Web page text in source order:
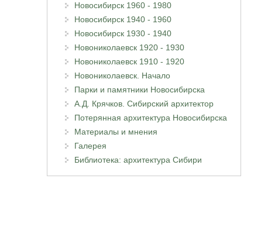
Новосибирск 1960 - 1980
Новосибирск 1940 - 1960
Новосибирск 1930 - 1940
Новониколаевск 1920 - 1930
Новониколаевск 1910 - 1920
Новониколаевск. Начало
Парки и памятники Новосибирска
А.Д. Крячков. Сибирский архитектор
Потерянная архитектура Новосибирска
Материалы и мнения
Галерея
Библиотека: архитектура Сибири